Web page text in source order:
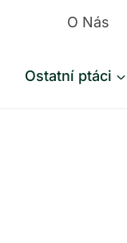
O Nás
Ostatní ptáci